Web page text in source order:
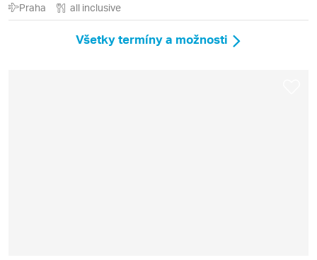
Praha all inclusive
Všetky termíny a možnosti